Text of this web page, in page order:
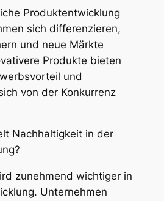
Produktentwicklung
sich differenzieren,
und neue Märkte
Produkte bieten
und
von der Konkurrenz
Nachhaltigkeit in der
zunehmend wichtiger in
Unternehmen